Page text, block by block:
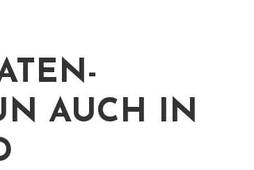
AUCH IN